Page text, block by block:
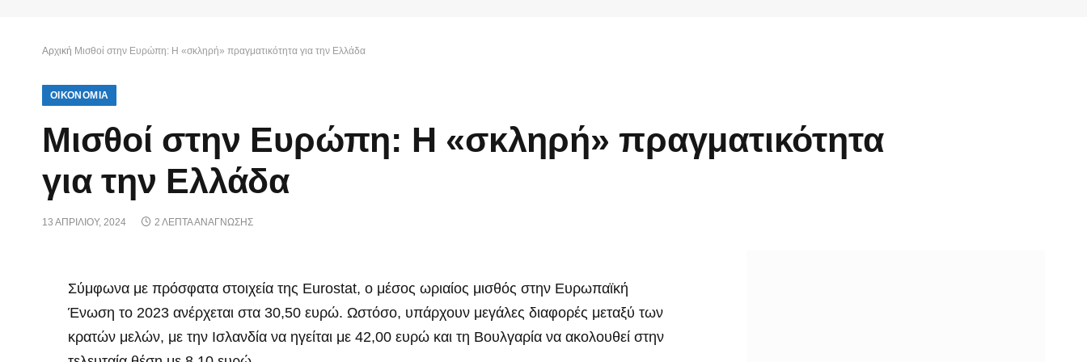
Αρχική Μισθοί στην Ευρώπη: Η «σκληρή» πραγματικότητα για την Ελλάδα
ΟΙΚΟΝΟΜΙΑ
Μισθοί στην Ευρώπη: Η «σκληρή» πραγματικότητα
για την Ελλάδα
13 ΑΠΡΙΛΊΟΥ, 2024 2 ΛΕΠΤΆ ΑΝΆΓΝΩΣΗΣ
Σύμφωνα με πρόσφατα στοιχεία της Eurostat, ο μέσος ωριαίος μισθός στην Ευρωπαϊκή
Ένωση το 2023 ανέρχεται στα 30,50 ευρώ. Ωστόσο, υπάρχουν μεγάλες διαφορές μεταξύ των
κρατών μελών, με την Ισλανδία να ηγείται με 42,00 ευρώ και τη Βουλγαρία να ακολουθεί στην